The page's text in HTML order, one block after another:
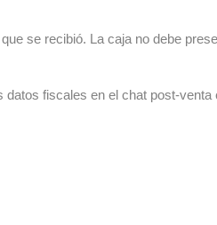
se recibió. La caja no debe
fiscales en el chat post-